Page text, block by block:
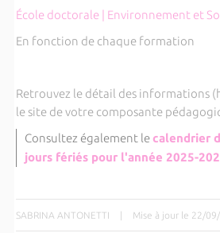
École doctorale | Environnement et
En fonction de chaque formation
Retrouvez le détail des informations
le site de votre composante
Consultez également lecalendrier
jours fériés pour l'année 2025-
SABRINA ANTONETTI | Mise à jour le 22/